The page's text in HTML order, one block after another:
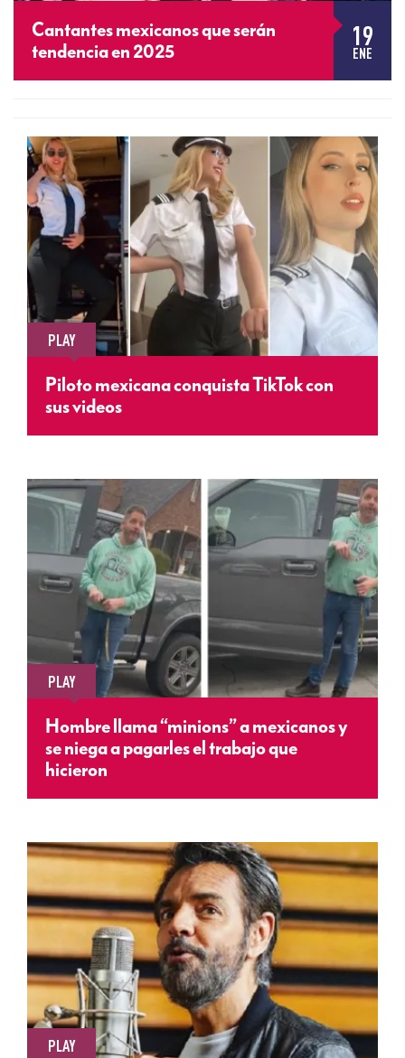
Cantantes mexicanos que serán
tendencia en 2025
19
ENE
PLAY
Piloto mexicana conquista TikTok con
sus videos
PLAY
Hombre llama “minions” a mexicanos y
se niega a pagarles el trabajo que
hicieron
PLAY